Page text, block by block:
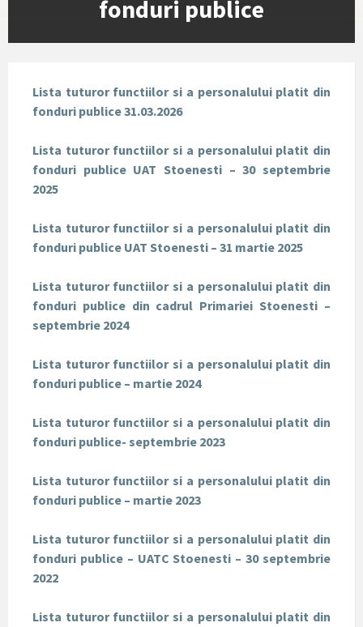
fonduri publice
Lista tuturor functiilor si a personalului platit din
fonduri publice 31.03.2026
Lista tuturor functiilor si a personalului platit din
fonduri publice UAT Stoenesti – 30 septembrie
2025
Lista tuturor functiilor si a personalului platit din
fonduri publice UAT Stoenesti – 31 martie 2025
Lista tuturor functiilor si a personalului platit din
fonduri publice din cadrul Primariei Stoenesti –
septembrie 2024
Lista tuturor functiilor si a personalului platit din
fonduri publice – martie 2024
Lista tuturor functiilor si a personalului platit din
fonduri publice- septembrie 2023
Lista tuturor functiilor si a personalului platit din
fonduri publice – martie 2023
Lista tuturor functiilor si a personalului platit din
fonduri publice – UATC Stoenesti – 30 septembrie
2022
Lista tuturor functiilor si a personalului platit din